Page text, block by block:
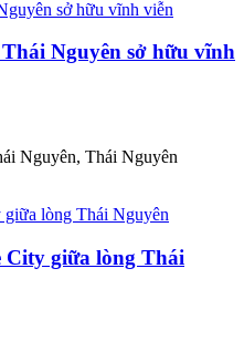
Nguyên sở hữu vĩnh
Nguyên, Thái Nguyên
City giữa lòng Thái